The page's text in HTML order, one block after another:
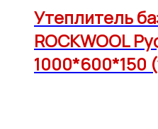
Утеплитель
ROCKWOOL
1000*600*150